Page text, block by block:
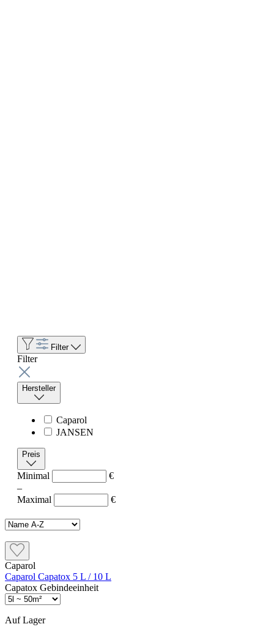
Filter
Filter
Hersteller
Caparol
JANSEN
Preis
Minimal
€
–
Maximal
€
Caparol
Caparol Capatox 5 L / 10 L
Capatox Gebindeeinheit
Auf Lager